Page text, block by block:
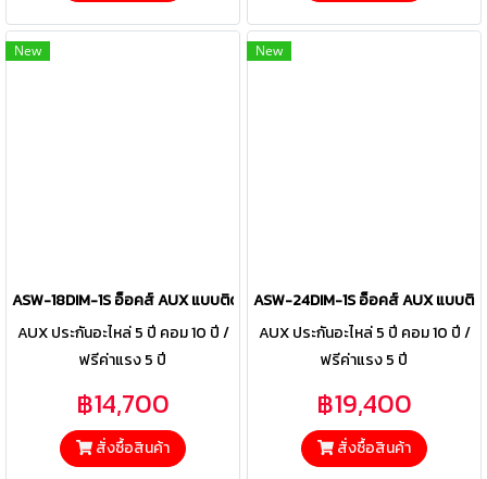
New
ASW-18DIM-1S อ็อคส์ AUX แบบติดผนัง รุ่น ME Series Inverter R-32 ขน
AUX ประกันอะไหล่ 5 ปี คอม 10 ปี /
ฟรีค่าแรง 5 ปี
฿14,700
สั่งซื้อสินค้า
New
ASW-24DIM-1S อ็อคส์ AUX แบบติ
AUX ประกันอะไหล่ 5 ปี คอม 10 ปี /
ฟรีค่าแรง 5 ปี
฿19,400
สั่งซื้อสินค้า